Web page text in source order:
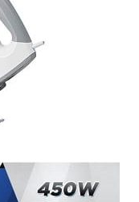
nhanh chóng
từng người